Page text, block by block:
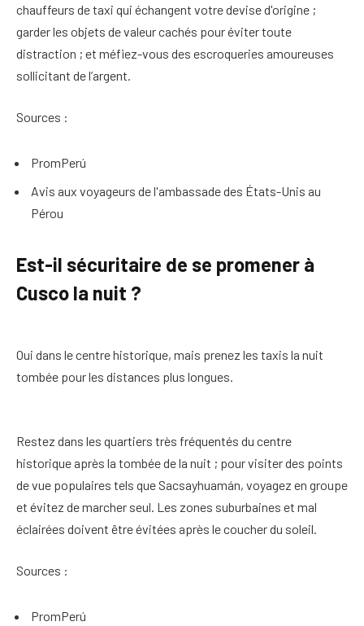
chauffeurs de taxi qui échangent votre devise d'origine ;
garder les objets de valeur cachés pour éviter toute
distraction ; et méfiez-vous des escroqueries amoureuses
sollicitant de l’argent.
Sources :
PromPerú
Avis aux voyageurs de l'ambassade des États-Unis au
Pérou
Est-il sécuritaire de se promener à
Cusco la nuit ?
Oui dans le centre historique, mais prenez les taxis la nuit
tombée pour les distances plus longues.
Restez dans les quartiers très fréquentés du centre
historique après la tombée de la nuit ; pour visiter des points
de vue populaires tels que Sacsayhuamán, voyagez en groupe
et évitez de marcher seul. Les zones suburbaines et mal
éclairées doivent être évitées après le coucher du soleil.
Sources :
PromPerú